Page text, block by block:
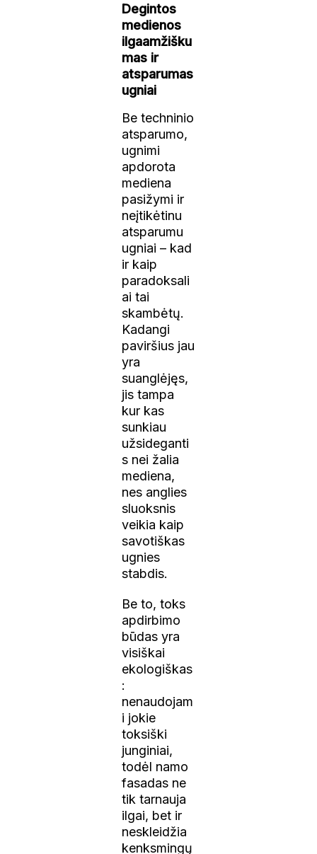
Degintos
medienos
ilgaamžišku
mas ir
atsparumas
ugniai
Be techninio
atsparumo,
ugnimi
apdorota
mediena
pasižymi ir
neįtikėtinu
atsparumu
ugniai – kad
ir kaip
paradoksali
ai tai
skambėtų.
Kadangi
paviršius jau
yra
suanglėjęs,
jis tampa
kur kas
sunkiau
užsideganti
s nei žalia
mediena,
nes anglies
sluoksnis
veikia kaip
savotiškas
ugnies
stabdis.
Be to, toks
apdirbimo
būdas yra
visiškai
ekologiškas
:
nenaudojam
i jokie
toksiški
junginiai,
todėl namo
fasadas ne
tik tarnauja
ilgai, bet ir
neskleidžia
kenksmingų